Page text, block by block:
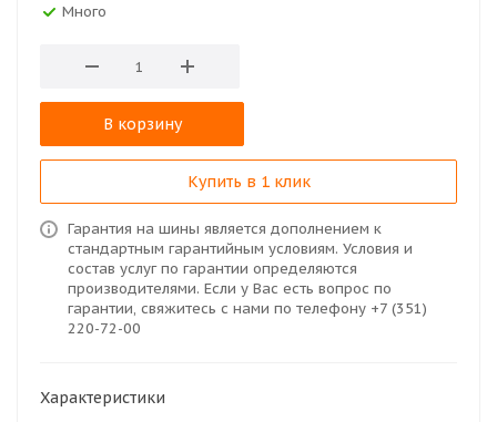
Много
В корзину
Купить в 1 клик
Гарантия на шины является дополнением к
стандартным гарантийным условиям. Условия и
состав услуг по гарантии определяются
производителями. Если у Вас есть вопрос по
гарантии, свяжитесь с нами по телефону +7 (351)
220-72-00
Характеристики